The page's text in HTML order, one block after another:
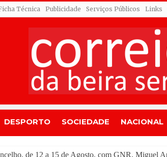
Técnica Publicidade Serviços Públicos Links
DESPORTO SOCIEDADE NACIONAL